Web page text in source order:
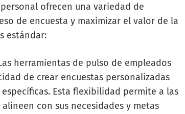
ofrecen una variedad de
de encuesta y maximizar el valor de la
estándar:
herramientas de pulso de empleados
de crear encuestas personalizadas
Esta flexibilidad permite a las
con sus necesidades y metas